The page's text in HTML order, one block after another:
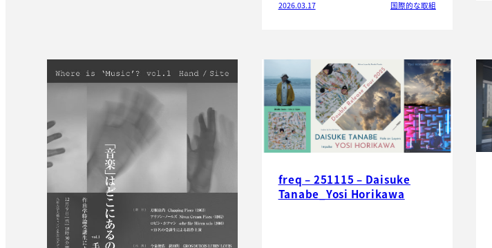
2026.03.17 国際的な取組
freq – 251115 – Daisuke
Tanabe_Yosi Horikawa